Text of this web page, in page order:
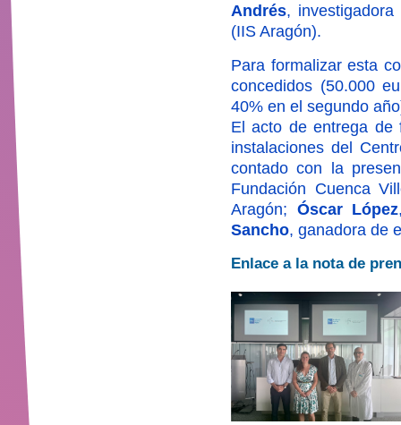
Andrés,
(IIS Aragón).
Para formalizar esta
concedidos (50.000
40% en el segundo
El acto de entrega
instalaciones del
contado con la
Fundación Cuenca
Aragón; Óscar López
Sancho, ganadora de
Enlace a la nota de